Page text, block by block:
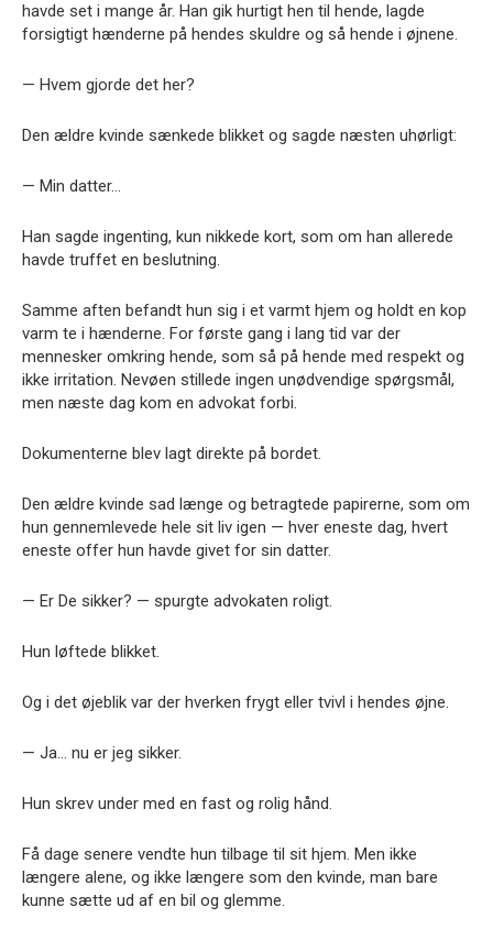
havde set i mange år. Han gik hurtigt hen til hende, lagde
forsigtigt hænderne på hendes skuldre og så hende i øjnene.
— Hvem gjorde det her?
Den ældre kvinde sænkede blikket og sagde næsten uhørligt:
— Min datter…
Han sagde ingenting, kun nikkede kort, som om han allerede
havde truffet en beslutning.
Samme aften befandt hun sig i et varmt hjem og holdt en kop
varm te i hænderne. For første gang i lang tid var der
mennesker omkring hende, som så på hende med respekt og
ikke irritation. Nevøen stillede ingen unødvendige spørgsmål,
men næste dag kom en advokat forbi.
Dokumenterne blev lagt direkte på bordet.
Den ældre kvinde sad længe og betragtede papirerne, som om
hun gennemlevede hele sit liv igen — hver eneste dag, hvert
eneste offer hun havde givet for sin datter.
— Er De sikker? — spurgte advokaten roligt.
Hun løftede blikket.
Og i det øjeblik var der hverken frygt eller tvivl i hendes øjne.
— Ja… nu er jeg sikker.
Hun skrev under med en fast og rolig hånd.
Få dage senere vendte hun tilbage til sit hjem. Men ikke
længere alene, og ikke længere som den kvinde, man bare
kunne sætte ud af en bil og glemme.